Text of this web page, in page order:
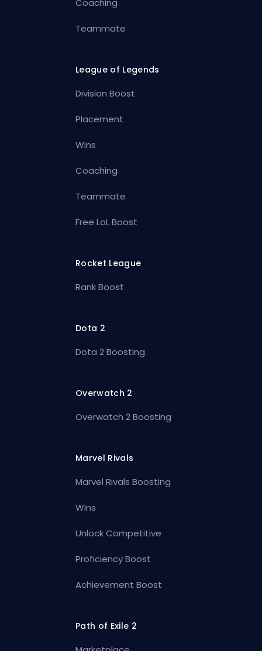
Coaching
Teammate
League of Legends
Division Boost
Placement
Wins
Coaching
Teammate
Free LoL Boost
Rocket League
Rank Boost
Dota 2
Dota 2 Boosting
Overwatch 2
Overwatch 2 Boosting
Marvel Rivals
Marvel Rivals Boosting
Wins
Unlock Competitive
Proficiency Boost
Achievement Boost
Path of Exile 2